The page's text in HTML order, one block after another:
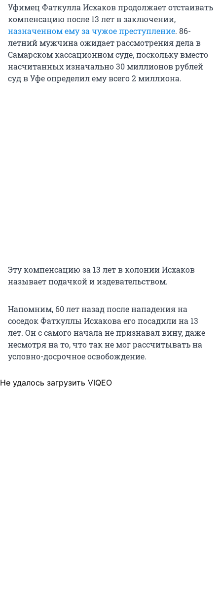
Уфимец Фаткулла Исхаков продолжает отстаивать
компенсацию после 13 лет в заключении,
назначенном ему за чужое преступление. 86-
летний мужчина ожидает рассмотрения дела в
Самарском кассационном суде, поскольку вместо
насчитанных изначально 30 миллионов рублей
суд в Уфе определил ему всего 2 миллиона.
Эту компенсацию за 13 лет в колонии Исхаков
называет подачкой и издевательством.
Напомним, 60 лет назад после нападения на
соседок Фаткуллы Исхакова его посадили на 13
лет. Он с самого начала не признавал вину, даже
несмотря на то, что так не мог рассчитывать на
условно-досрочное освобождение.
Не удалось загрузить VIQEO